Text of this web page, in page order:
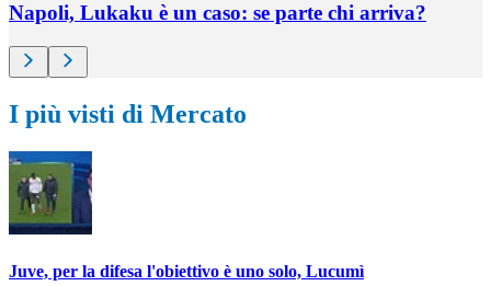
Napoli, Lukaku è un caso: se parte chi arriva?
I più visti di Mercato
Juve, per la difesa l'obiettivo è uno solo, Lucumì